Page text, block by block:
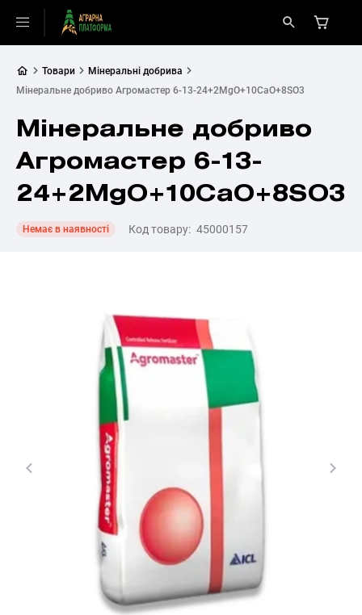
Товари
Мінеральні добрива
Мінеральне добриво Агромастер 6-13-24+2MgO+10CaO+8SO3
Мінеральне добриво
Агромастер 6-13-
24+2MgO+10CaO+8SO3
Немає в наявності Код товару: 45000157